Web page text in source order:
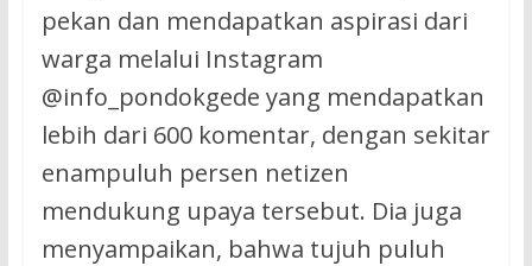
pekan dan mendapatkan aspirasi dari
warga melalui Instagram
@info_pondokgede yang mendapatkan
lebih dari 600 komentar, dengan sekitar
enampuluh persen netizen
mendukung upaya tersebut. Dia juga
menyampaikan, bahwa tujuh puluh